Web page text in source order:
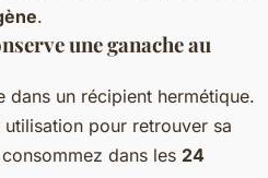
.
une ganache au
dans un récipient hermétique.
pour retrouver sa
dans les 24